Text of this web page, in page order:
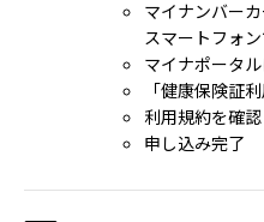
マイナンバー
スマートフォ
マイナポータ
「健康保険証
利用規約を確
申し込み完了